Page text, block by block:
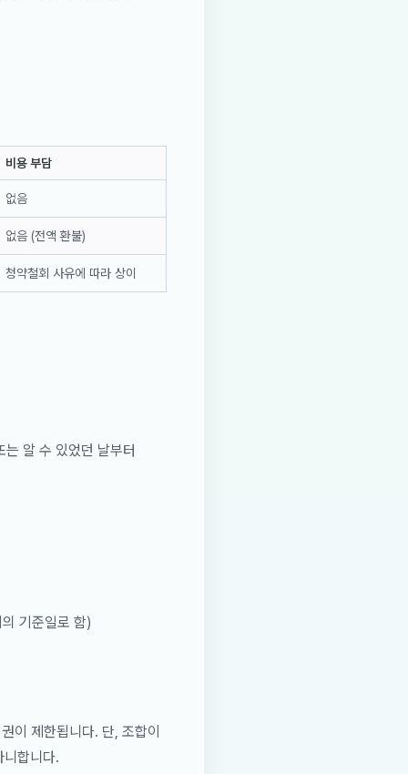
비용 부담
없음
없음 (전액 환불)
청약철회 사유에 따라 상이
알 수 있었던 날부터
기준일로 함)
이 제한됩니다. 단, 조합이
합니다.